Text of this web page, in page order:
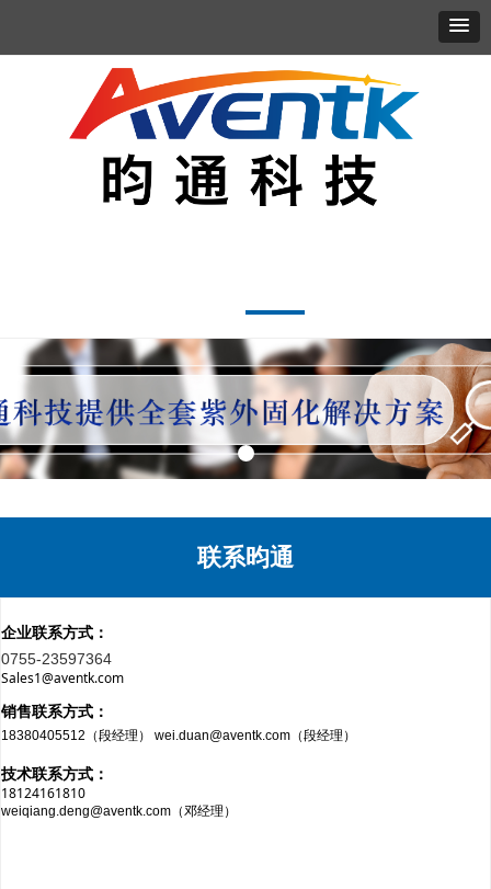
联系昀通
企业联系方式：
0755-23597364
Sales1@aventk.com
销售联系方式：
18380405512（段经理） wei.duan@aventk.com（段经理）
技术联系方式：
18124161810
weiqiang.deng@aventk.com（邓经理）